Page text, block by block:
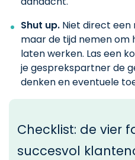
Shut up. Niet direct een
maar de tijd nemen om
laten werken. Las een
je gesprekspartner de
denken en eventuele
Checklist: de vier
succesvol